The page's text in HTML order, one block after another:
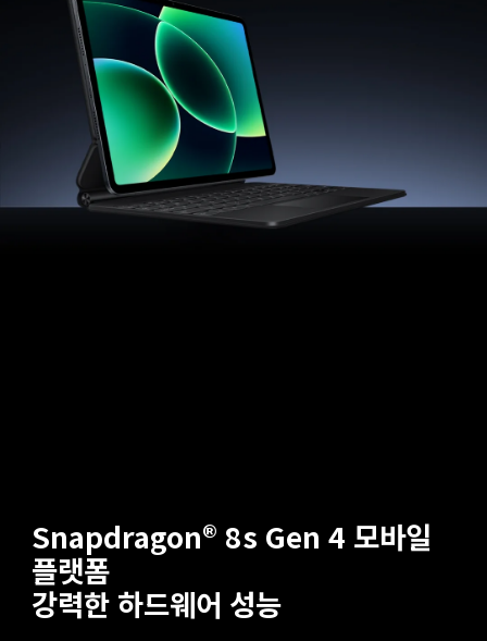
Snapdragon® 8s Gen 4 모바일
플랫폼
강력한 하드웨어 성능